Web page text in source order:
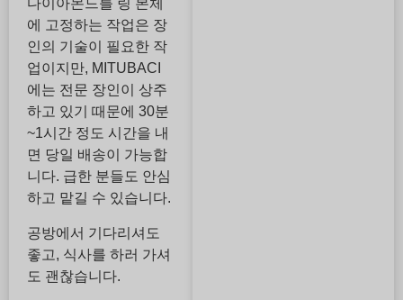
다이아몬드를 링 본체
에 고정하는 작업은 장
인의 기술이 필요한 작
업이지만, MITUBACI
에는 전문 장인이 상주
하고 있기 때문에 30분
~1시간 정도 시간을 내
면 당일 배송이 가능합
니다. 급한 분들도 안심
하고 맡길 수 있습니다.
공방에서 기다리셔도
좋고, 식사를 하러 가셔
도 괜찮습니다.